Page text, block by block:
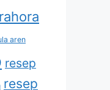
aren
resep
resep